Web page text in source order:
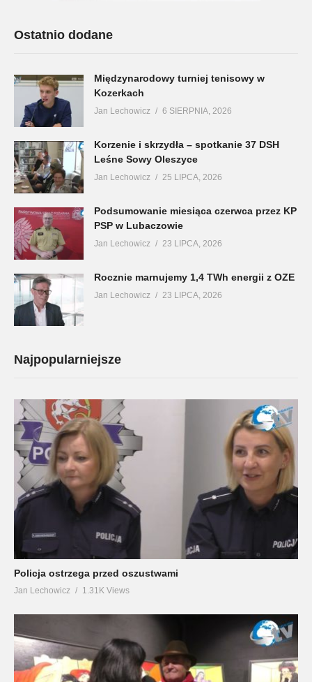
Ostatnio dodane
Międzynarodowy turniej tenisowy w
Kozerkach
Jan Lechowicz 6 SIERPNIA, 2026
Korzenie i skrzydła – spotkanie 37 DSH
Leśne Sowy Oleszyce
Jan Lechowicz 25 LIPCA, 2026
Podsumowanie miesiąca czerwca przez KP
PSP w Lubaczowie
Jan Lechowicz 23 LIPCA, 2026
Rocznie marnujemy 1,4 TWh energii z OZE
Jan Lechowicz 23 LIPCA, 2026
Najpopularniejsze
Policja ostrzega przed oszustwami
Jan Lechowicz 1.31K Views